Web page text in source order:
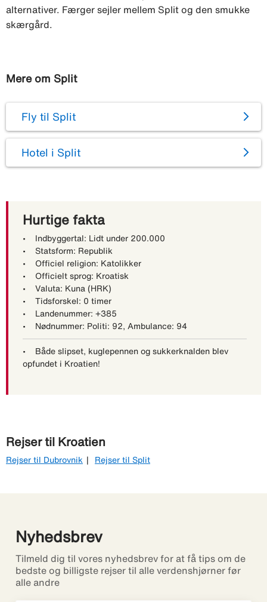
alternativer. Færger sejler mellem Split og den smukke
skærgård.
Mere om Split
Fly til Split
Hotel i Split
Hurtige fakta
• Indbyggertal: Lidt under 200.000
• Statsform: Republik
• Officiel religion: Katolikker
• Officielt sprog: Kroatisk
• Valuta: Kuna (HRK)
• Tidsforskel: 0 timer
• Landenummer: +385
• Nødnummer: Politi: 92, Ambulance: 94
• Både slipset, kuglepennen og sukkerknalden blev
opfundet i Kroatien!
Rejser til Kroatien
Rejser til Dubrovnik Rejser til Split
Nyhedsbrev
Tilmeld dig til vores nyhedsbrev for at få tips om de
bedste og billigste rejser til alle verdenshjørner før
alle andre